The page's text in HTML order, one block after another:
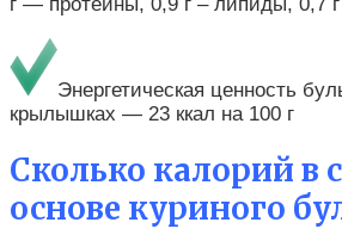
Энергетическая ценность
крылышках — 23 ккал на 100 г
Сколько калорий в
основе куриного